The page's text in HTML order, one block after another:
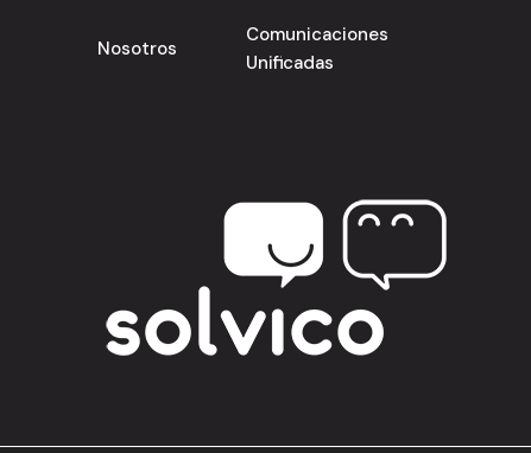
Nosotros
Comunicaciones
Unificadas